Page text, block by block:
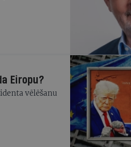
Eiropu?
vēlēšanu